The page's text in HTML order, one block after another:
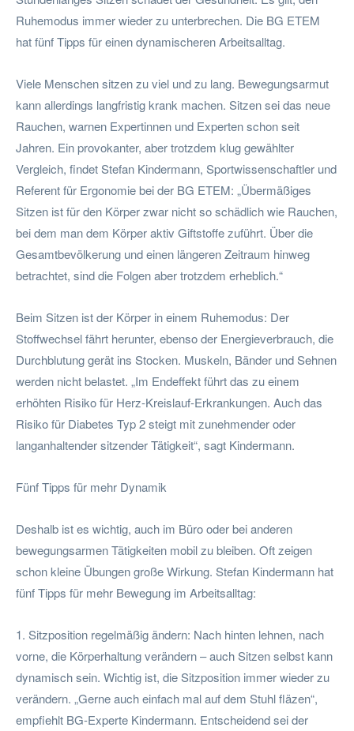
Ruhemodus immer wieder zu unterbrechen. Die BG ETEM
hat fünf Tipps für einen dynamischeren Arbeitsalltag.
Viele Menschen sitzen zu viel und zu lang. Bewegungsarmut
kann allerdings langfristig krank machen. Sitzen sei das neue
Rauchen, warnen Expertinnen und Experten schon seit
Jahren. Ein provokanter, aber trotzdem klug gewählter
Vergleich, findet Stefan Kindermann, Sportwissenschaftler und
Referent für Ergonomie bei der BG ETEM: „Übermäßiges
Sitzen ist für den Körper zwar nicht so schädlich wie Rauchen,
bei dem man dem Körper aktiv Giftstoffe zuführt. Über die
Gesamtbevölkerung und einen längeren Zeitraum hinweg
betrachtet, sind die Folgen aber trotzdem erheblich.“
Beim Sitzen ist der Körper in einem Ruhemodus: Der
Stoffwechsel fährt herunter, ebenso der Energieverbrauch, die
Durchblutung gerät ins Stocken. Muskeln, Bänder und Sehnen
werden nicht belastet. „Im Endeffekt führt das zu einem
erhöhten Risiko für Herz-Kreislauf-Erkrankungen. Auch das
Risiko für Diabetes Typ 2 steigt mit zunehmender oder
langanhaltender sitzender Tätigkeit“, sagt Kindermann.
Fünf Tipps für mehr Dynamik
Deshalb ist es wichtig, auch im Büro oder bei anderen
bewegungsarmen Tätigkeiten mobil zu bleiben. Oft zeigen
schon kleine Übungen große Wirkung. Stefan Kindermann hat
fünf Tipps für mehr Bewegung im Arbeitsalltag:
1. Sitzposition regelmäßig ändern: Nach hinten lehnen, nach
vorne, die Körperhaltung verändern – auch Sitzen selbst kann
dynamisch sein. Wichtig ist, die Sitzposition immer wieder zu
verändern. „Gerne auch einfach mal auf dem Stuhl fläzen“,
empfiehlt BG-Experte Kindermann. Entscheidend sei der